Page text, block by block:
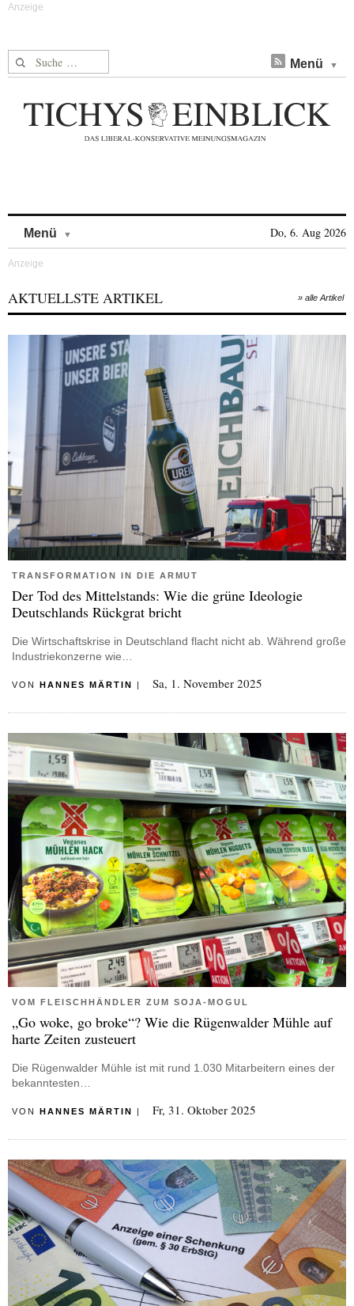
Suche nach: Menü
Menü Do, 6. Aug 2026
AKTUELLSTE ARTIKEL » alle Artikel
TRANSFORMATION IN DIE ARMUT
Der Tod des Mittelstands: Wie die grüne Ideologie
Deutschlands Rückgrat bricht
Die Wirtschaftskrise in Deutschland flacht nicht ab. Während große
Industriekonzerne wie…
VON HANNES MÄRTIN | Sa, 1. November 2025
VOM FLEISCHHÄNDLER ZUM SOJA-MOGUL
„Go woke, go broke“? Wie die Rügenwalder Mühle auf
harte Zeiten zusteuert
Die Rügenwalder Mühle ist mit rund 1.030 Mitarbeitern eines der
bekanntesten…
VON HANNES MÄRTIN | Fr, 31. Oktober 2025